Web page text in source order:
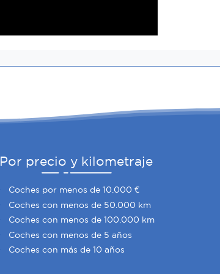
Por precio y kilometraje
Coches por menos de 10.000 €
Coches con menos de 50.000 km
Coches con menos de 100.000 km
Coches con menos de 5 años
Coches con más de 10 años